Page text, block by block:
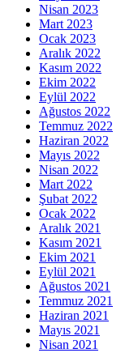
Nisan 2023
Mart 2023
Ocak 2023
Aralık 2022
Kasım 2022
Ekim 2022
Eylül 2022
Ağustos 2022
Temmuz 2022
Haziran 2022
Mayıs 2022
Nisan 2022
Mart 2022
Şubat 2022
Ocak 2022
Aralık 2021
Kasım 2021
Ekim 2021
Eylül 2021
Ağustos 2021
Temmuz 2021
Haziran 2021
Mayıs 2021
Nisan 2021